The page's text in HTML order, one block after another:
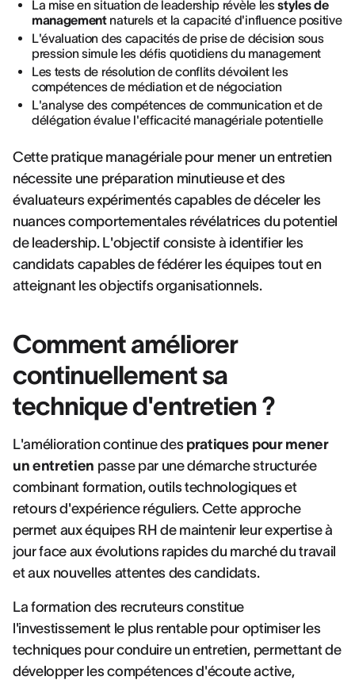
La mise en situation de leadership révèle lesstyles de
managementnaturels et la capacité d'influence positive
L'évaluation des capacités de prise de décision sous
pression simule les défis quotidiens du management
Les tests de résolution de conflits dévoilent les
compétences de médiation et de négociation
L'analyse des compétences de communication et de
délégation évalue l'efficacité managériale potentielle
Cette pratique managériale pour mener un entretien
nécessite une préparation minutieuse et des
évaluateurs expérimentés capables de déceler les
nuances comportementales révélatrices du potentiel
de leadership. L'objectif consiste à identifier les
candidats capables de fédérer les équipes tout en
atteignant les objectifs organisationnels.
Comment améliorer
continuellement sa
technique d'entretien ?
L'amélioration continue des pratiques pour mener
un entretien passe par une démarche structurée
combinant formation, outils technologiques et
retours d'expérience réguliers. Cette approche
permet aux équipes RH de maintenir leur expertise à
jour face aux évolutions rapides du marché du travail
et aux nouvelles attentes des candidats.
La formation des recruteurs constitue
l'investissement le plus rentable pour optimiser les
techniques pour conduire un entretien, permettant de
développer les compétences d'écoute active,